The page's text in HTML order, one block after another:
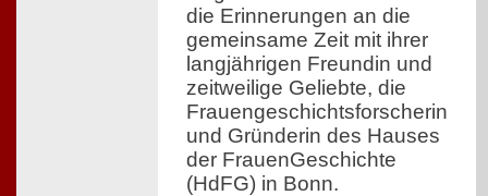
die Erinnerungen an die
gemeinsame Zeit mit ihrer
langjährigen Freundin und
zeitweilige Geliebte, die
Frauengeschichtsforscherin
und Gründerin des Hauses
der FrauenGeschichte
(HdFG) in Bonn.